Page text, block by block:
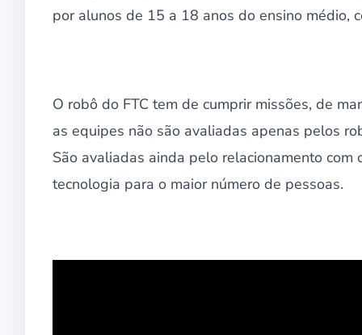
por alunos de 15 a 18 anos do ensino médio,
O robô do FTC tem de cumprir missões, de
as equipes não são avaliadas apenas pelos
São avaliadas ainda pelo relacionamento
tecnologia para o maior número de pessoas.